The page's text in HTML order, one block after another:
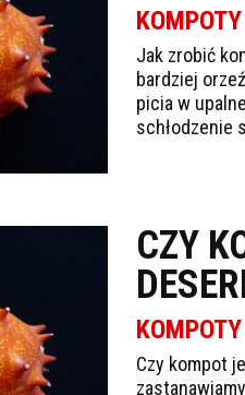
KOMPOTY
Jak zrobić
bardziej
picia w
schłodzenie
CZY
KOMPOTY
Czy kompot